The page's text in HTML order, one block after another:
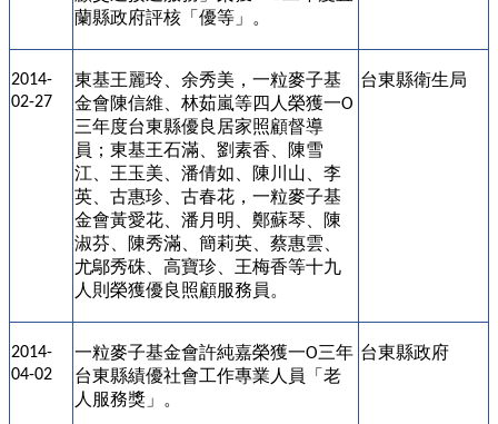
蘭縣政府評核「優等」。
2014-
02-27
東基王麗玲、余秀美，一粒麥子基
金會陳信維、林茹嵐等四人榮獲一O
三年度台東縣優良居家照顧督導
員；東基王石滿、劉素香、陳雪
江、王玉美、潘倩如、陳川山、李
英、古惠珍、古春花，一粒麥子基
金會黃愛花、潘月明、鄭蘇琴、陳
淑芬、陳秀滿、簡莉英、蔡惠雲、
尤鄔秀硃、高寶珍、王梅香等十九
人則榮獲優良照顧服務員。
台東縣衛生局
2014-
04-02
一粒麥子基金會許純嘉榮獲一O三年
台東縣績優社會工作專業人員「老
人服務獎」。
台東縣政府